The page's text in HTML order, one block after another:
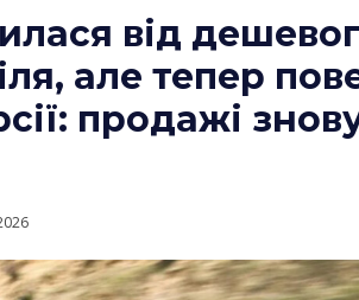
від
але тепер
продажі